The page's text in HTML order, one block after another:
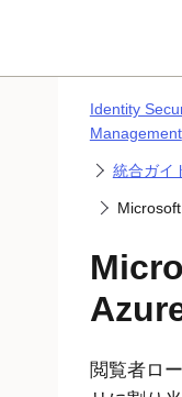
Identity
Management
統合ガイ
閲覧者ロ